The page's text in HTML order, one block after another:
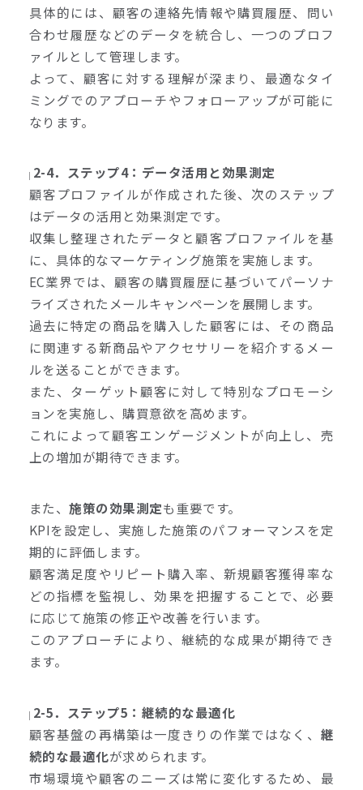
具体的には、顧客の連絡先情報や購買履歴、問い
合わせ履歴などのデータを統合し、一つのプロフ
ァイルとして管理します。
よって、顧客に対する理解が深まり、最適なタイ
ミングでのアプローチやフォローアップが可能に
なります。
2-4．ステップ4：データ活用と効果測定
顧客プロファイルが作成された後、次のステップ
はデータの活用と効果測定です。
収集し整理されたデータと顧客プロファイルを基
に、具体的なマーケティング施策を実施します。
EC業界では、顧客の購買履歴に基づいてパーソナ
ライズされたメールキャンペーンを展開します。
過去に特定の商品を購入した顧客には、その商品
に関連する新商品やアクセサリーを紹介するメー
ルを送ることができます。
また、ターゲット顧客に対して特別なプロモーシ
ョンを実施し、購買意欲を高めます。
これによって顧客エンゲージメントが向上し、売
上の増加が期待できます。
また、施策の効果測定も重要です。
KPIを設定し、実施した施策のパフォーマンスを定
期的に評価します。
顧客満足度やリピート購入率、新規顧客獲得率な
どの指標を監視し、効果を把握することで、必要
に応じて施策の修正や改善を行います。
このアプローチにより、継続的な成果が期待でき
ます。
2-5．ステップ5：継続的な最適化
顧客基盤の再構築は一度きりの作業ではなく、 継
続的な最適化が求められます。
市場環境や顧客のニーズは常に変化するため、最